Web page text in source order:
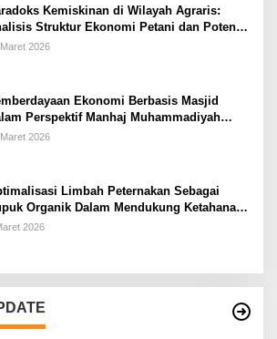
Kemiskinan di Wilayah Agraris:
Struktur Ekonomi Petani dan Potensi
Berbasis Masjid di Kabupaten
2026
Ekonomi Berbasis Masjid
Perspektif Manhaj Muhammadiyah
Penguatan Keluarga Sakinah di
2026
Limbah Peternakan Sebagai
Organik Dalam Mendukung Ketahanan
Rumah Tangga Petani di Kabupaten
2026